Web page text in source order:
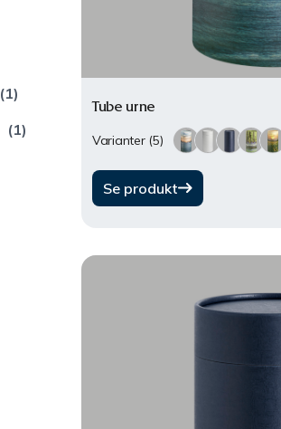
(1)
(1)
Tube urne
Varianter (5)
Se produkt